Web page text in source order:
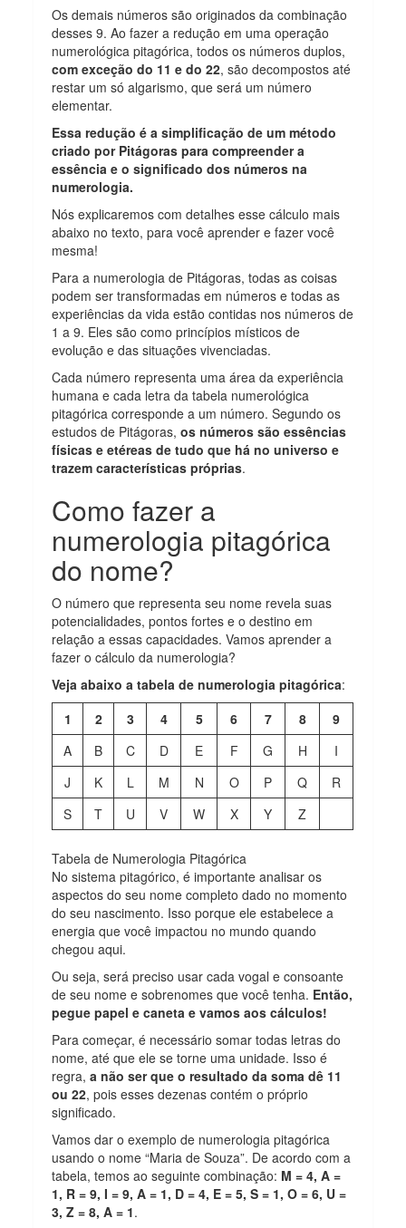
Os demais números são originados da combinação
desses 9. Ao fazer a redução em uma operação
numerológica pitagórica, todos os números duplos,
com exceção do 11 e do 22, são decompostos até
restar um só algarismo, que será um número
elementar.
Essa redução é a simplificação de um método
criado por Pitágoras para compreender a
essência e o significado dos números na
numerologia.
Nós explicaremos com detalhes esse cálculo mais
abaixo no texto, para você aprender e fazer você
mesma!
Para a numerologia de Pitágoras, todas as coisas
podem ser transformadas em números e todas as
experiências da vida estão contidas nos números de
1 a 9. Eles são como princípios místicos de
evolução e das situações vivenciadas.
Cada número representa uma área da experiência
humana e cada letra da tabela numerológica
pitagórica corresponde a um número. Segundo os
estudos de Pitágoras,os números são essências
físicas e etéreas de tudo que há no universo e
trazem características próprias.
Como fazer a
numerologia pitagórica
do nome?
O número que representa seu nome revela suas
potencialidades, pontos fortes e o destino em
relação a essas capacidades. Vamos aprender a
fazer o cálculo da numerologia?
Veja abaixo a tabela de numerologia pitagórica:
1
2 3 4 5 6 7 8
9
A
B C D E F G H
I
J
K L M N O P Q
R
S
T U V W X Y Z
Tabela de Numerologia Pitagórica
No sistema pitagórico, é importante analisar os
aspectos do seu nome completo dado no momento
do seu nascimento. Isso porque ele estabelece a
energia que você impactou no mundo quando
chegou aqui.
Ou seja, será preciso usar cada vogal e consoante
de seu nome e sobrenomes que você tenha. Então,
pegue papel e caneta e vamos aos cálculos!
Para começar, é necessário somar todas letras do
nome, até que ele se torne uma unidade. Isso é
regra,a não ser que o resultado da soma dê 11
ou 22, pois esses dezenas contém o próprio
significado.
Vamos dar o exemplo de numerologia pitagórica
usando o nome “Maria de Souza”. De acordo com a
tabela, temos ao seguinte combinação: M = 4, A =
1, R = 9, I = 9, A = 1, D = 4, E = 5, S = 1, O = 6, U =
3, Z = 8, A = 1.